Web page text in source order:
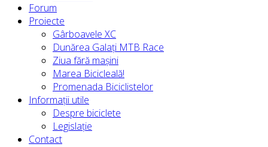
Forum
Proiecte
Gârboavele XC
Dunărea Galați MTB Race
Ziua fără mașini
Marea Bicicleală!
Promenada Biciclistelor
Informații utile
Despre biciclete
Legislație
Contact